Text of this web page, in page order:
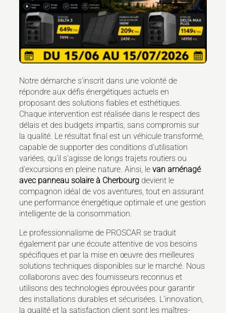
Notre démarche s'inscrit dans une volonté de
répondre aux défis énergétiques actuels en
proposant des solutions fiables et esthétiques.
Chaque intervention est réalisée dans le respect des
délais et des budgets impartis, sans compromis sur
la qualité. Le résultat final est un véhicule transformé,
capable de supporter des conditions d'utilisation
variées, qu'il s'agisse de longs trajets routiers ou
d'excursions en pleine nature. Ainsi, levan aménagé
avec panneau solaire à Cherbourg devient le
compagnon idéal de vos aventures, tout en assurant
une performance énergétique optimale et une gestion
intelligente de la consommation.
Le professionnalisme de PROSCAR se traduit
également par une écoute attentive de vos besoins
spécifiques et par la mise en œuvre des meilleures
solutions techniques disponibles sur le marché. Nous
collaborons avec des fournisseurs reconnus et
utilisons des technologies éprouvées pour garantir
des installations durables et sécurisées. L'innovation,
la qualité et la satisfaction client sont les maîtres-